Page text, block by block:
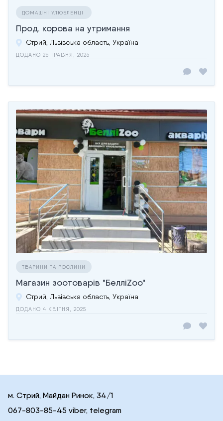
ДОМАШНІ УЛЮБЛЕНЦІ
Прод. корова на утримання
Стрий, Львівська область, Україна
ДОДАНО 26 ТРАВНЯ, 2026
ТВАРИНИ ТА РОСЛИНИ
Магазин зоотоварів "БелліZoo"
Стрий, Львівська область, Україна
ДОДАНО 4 КВІТНЯ, 2025
м. Стрий, Майдан Ринок, 34/1
067-803-85-45 viber, telegram